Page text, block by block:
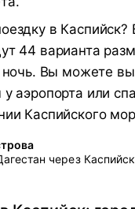
в
44 варианта
Вы можете
аэропорта или
Каспийского
через